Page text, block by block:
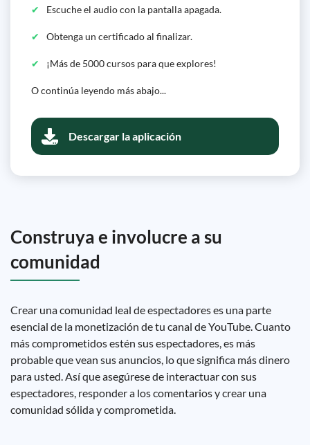
Escuche el audio con la pantalla apagada.
Obtenga un certificado al finalizar.
¡Más de 5000 cursos para que explores!
O continúa leyendo más abajo...
Descargar la aplicación
Construya e involucre a su
comunidad
Crear una comunidad leal de espectadores es una parte
esencial de la monetización de tu canal de YouTube. Cuanto
más comprometidos estén sus espectadores, es más
probable que vean sus anuncios, lo que significa más dinero
para usted. Así que asegúrese de interactuar con sus
espectadores, responder a los comentarios y crear una
comunidad sólida y comprometida.